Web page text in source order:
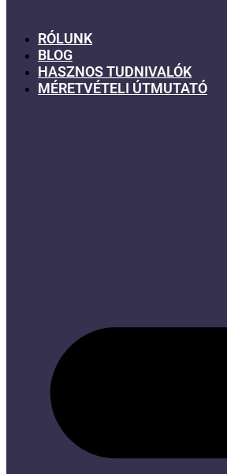
RÓLUNK
BLOG
HASZNOS TUDNIVALÓK
MÉRETVÉTELI ÚTMUTATÓ